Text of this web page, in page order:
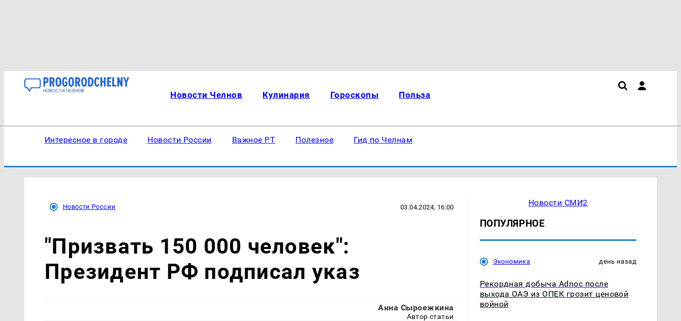
Новости Челнов Кулинария Гороскопы Польза
Интересное в городе Новости России Важное РТ Полезное Гид по Челнам
Новости России 03.04.2024, 16:00
"Призвать 150 000 человек":
Президент РФ подписал указ
Анна Сыроежкина
Автор статьи
Новости СМИ2
ПОПУЛЯРНОЕ
Экономика день назад
Рекордная добыча Adnoc после
выхода ОАЭ из ОПЕК грозит ценовой
войной